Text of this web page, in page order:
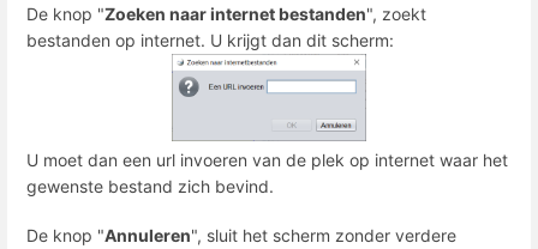
De knop "Zoeken naar internet bestanden", zoekt
bestanden op internet. U krijgt dan dit scherm:
U moet dan een url invoeren van de plek op internet waar het
gewenste bestand zich bevind.
De knop "Annuleren", sluit het scherm zonder verdere